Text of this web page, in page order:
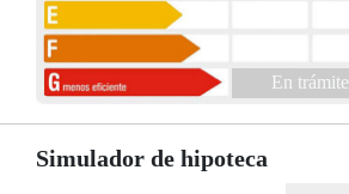
En trámite
Simulador de hipoteca